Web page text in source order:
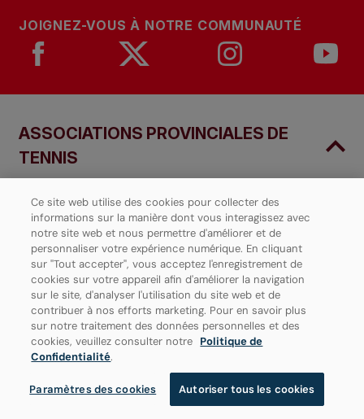
JOIGNEZ-VOUS À NOTRE COMMUNAUTÉ
ASSOCIATIONS PROVINCIALES DE
TENNIS
Ce site web utilise des cookies pour collecter des
informations sur la manière dont vous interagissez avec
notre site web et nous permettre d'améliorer et de
personnaliser votre expérience numérique. En cliquant
sur "Tout accepter", vous acceptez l'enregistrement de
cookies sur votre appareil afin d'améliorer la navigation
sur le site, d'analyser l'utilisation du site web et de
contribuer à nos efforts marketing. Pour en savoir plus
sur notre traitement des données personnelles et des
cookies, veuillez consulter notre Politique de
Confidentialité.
Paramètres des cookies Autoriser tous les cookies